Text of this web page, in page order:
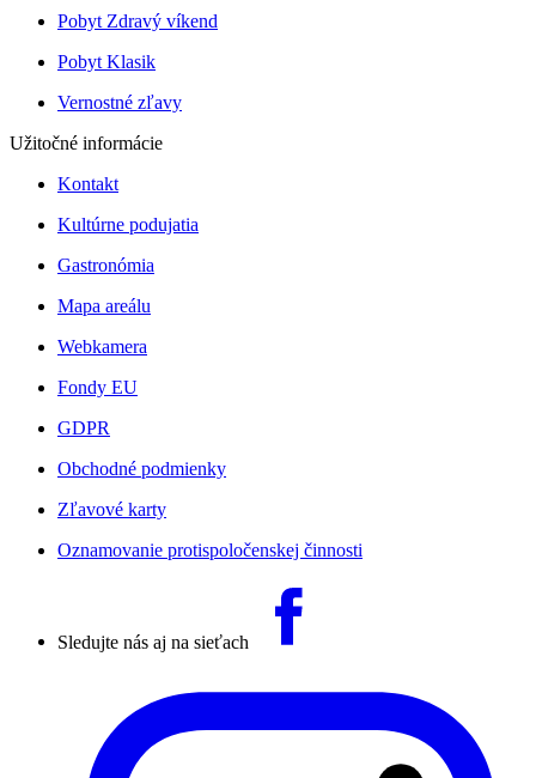
Pobyt Zdravý víkend
Pobyt Klasik
Vernostné zľavy
Užitočné informácie
Kontakt
Kultúrne podujatia
Gastronómia
Mapa areálu
Webkamera
Fondy EU
GDPR
Obchodné podmienky
Zľavové karty
Oznamovanie protispoločenskej činnosti
Sledujte nás aj na sieťach